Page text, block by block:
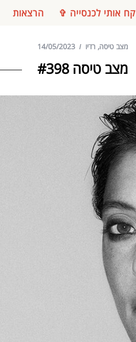
קח אותי לכנסייה ✞ הרצאות
מצב טיסה, רדיו 14/05/2023
מצב טיסה #398